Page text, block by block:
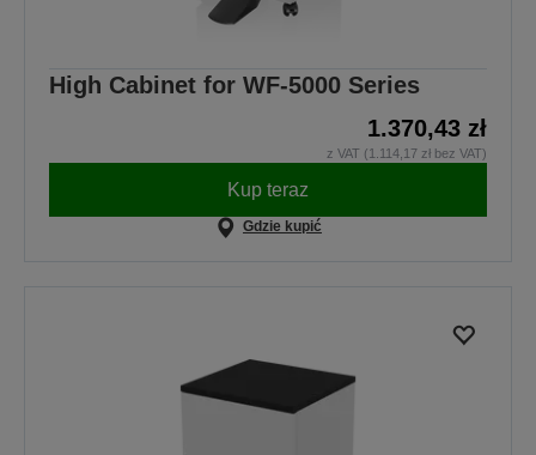
High Cabinet for WF-5000 Series
1.370,43 zł
z VAT (1.114,17 zł bez VAT)
Kup teraz
Gdzie kupić